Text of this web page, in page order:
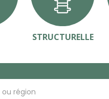
STRUCTURELLE